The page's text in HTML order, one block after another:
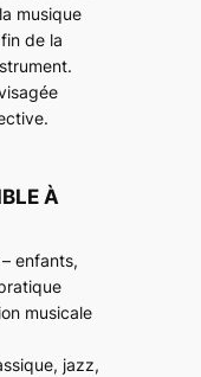
musique
de la
À
enfants,
musicale
jazz,